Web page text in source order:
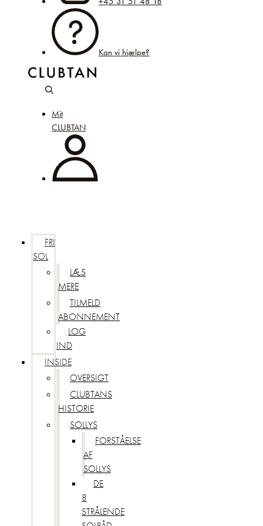
Kan vi hjælpe?
Mit
CLUBTAN
FRI
SOL
LÆS
MERE
TILMELD
ABONNEMENT
LOG
IND
INSIDE
OVERSIGT
CLUBTANS
HISTORIE
SOLLYS
FORSTÅELSE
AF
SOLLYS
DE
8
STRÅLENDE